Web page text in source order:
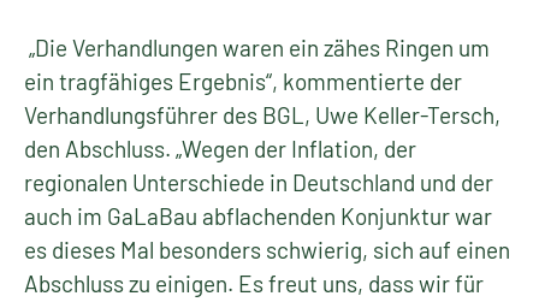
„Die Verhandlungen waren ein zähes Ringen um
ein tragfähiges Ergebnis“, kommentierte der
Verhandlungsführer des BGL, Uwe Keller-Tersch,
den Abschluss. „Wegen der Inflation, der
regionalen Unterschiede in Deutschland und der
auch im GaLaBau abflachenden Konjunktur war
es dieses Mal besonders schwierig, sich auf einen
Abschluss zu einigen. Es freut uns, dass wir für